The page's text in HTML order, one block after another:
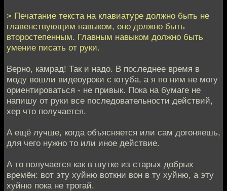
> Печатание текста на клавиатуре должно быть не
главенствующим навыком, оно должно быть
второстепенным. Главным навыком должно быть
умение писать от руки.
Верно, камрад! Так и надо. В последнее время в
моду вошли видеоуроки с ютуба, а я по ним не могу
ориентироваться - не привык. Пока на бумаге не
напишу от руки все последовательности действий,
хер что получается.
А ещё лучше, когда объясняется или сам догоняешь,
для чего нужно то или иное действие.
А то получается как в шутке из старых добрых
времён: вот эту хуйню воткни вон в ту хуйню, а эту
хуйню пока не трогай.